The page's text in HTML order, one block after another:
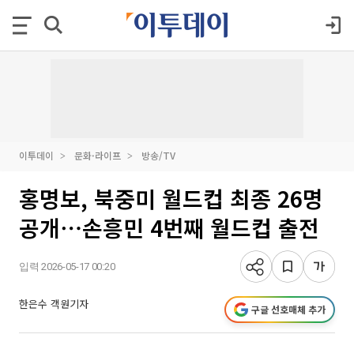
이투데이 문화·라이프 방송/TV
홍명보, 북중미 월드컵 최종 26명
공개⋯손흥민 4번째 월드컵 출전
입력 2026-05-17 00:20
한은수 객원기자 구글 선호매체 추가